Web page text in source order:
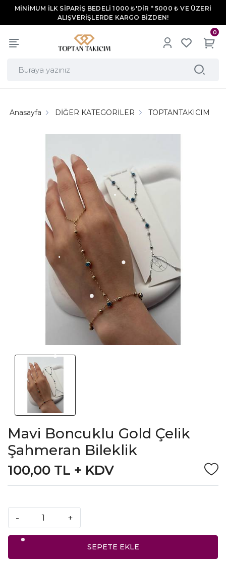
MİNİMUM İLK SİPARİŞ BEDELİ 1000 ₺'DİR * 5000 ₺ VE ÜZERİ
ALIŞVERİŞLERDE KARGO BİZDEN!
0
Anasayfa DİĞER KATEGORİLER TOPTANTAKICIM
Mavi Boncuklu Gold Çelik
Şahmeran Bileklik
100,00 TL + KDV
- +
SEPETE EKLE